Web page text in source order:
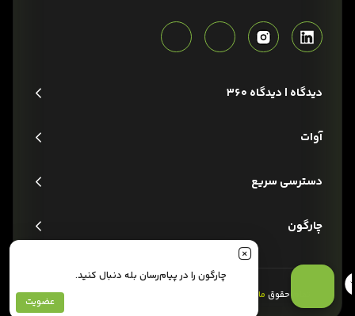
دیدگاه | دیدگاه 360
آوات
دسترسی سریع
چارگون
تمام حقوق مادی و معنوی است.
چارگون را در پیام‌رسان بله دنبال کنید.
عضویت